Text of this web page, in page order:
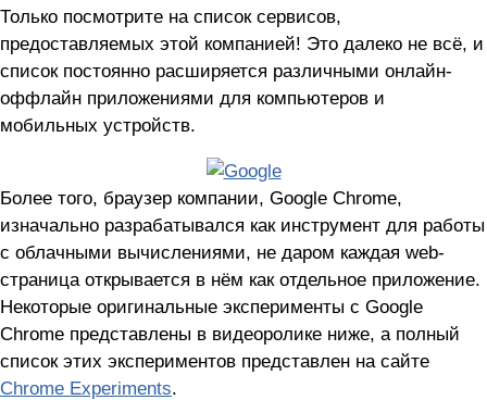
Только посмотрите на список сервисов,
предоставляемых этой компанией! Это далеко не всё, и
список постоянно расширяется различными онлайн-
оффлайн приложениями для компьютеров и
мобильных устройств.
Более того, браузер компании, Google Chrome,
изначально разрабатывался как инструмент для работы
с облачными вычислениями, не даром каждая web-
страница открывается в нём как отдельное приложение.
Некоторые оригинальные эксперименты с Google
Chrome представлены в видеоролике ниже, а полный
список этих экспериментов представлен на сайте
Chrome Experiments.